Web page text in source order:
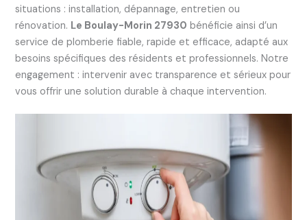
situations : installation, dépannage, entretien ou
rénovation. Le Boulay-Morin 27930 bénéficie ainsi d’un
service de plomberie fiable, rapide et efficace, adapté aux
besoins spécifiques des résidents et professionnels. Notre
engagement : intervenir avec transparence et sérieux pour
vous offrir une solution durable à chaque intervention.